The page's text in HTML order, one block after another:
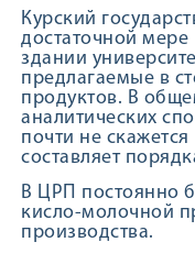
Курский
достаточной
здании
предлагаемые в
продуктов. В
аналитических
почти не
составляет
В ЦРП постоянно
кисло-молочной
производства.